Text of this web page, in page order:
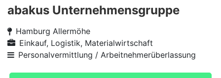
abakus Unternehmensgruppe
Hamburg Allermöhe
Einkauf, Logistik, Materialwirtschaft
Personalvermittlung / Arbeitnehmerüberlassung